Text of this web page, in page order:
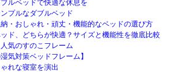
ルベッドで快適な休息を
プルなダブルベッド
・おしゃれ・頑丈・機能的なベッドの選び方
ド、どちらが快適？サイズと機能性を徹底比較
気のすのこフレーム
気対策ベッドフレーム】
れな寝室を演出